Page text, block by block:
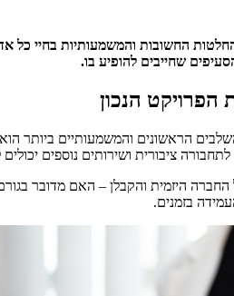
החשובות והמשמעותיות בחיי כל
שחייבים להופיע בו.
הנכון
הראשונים והמשמעותיים ביותר
לתחבורה ציבורית ושירותים נוספים
היזמית והקבלן – האם מדובר
בזמנים.